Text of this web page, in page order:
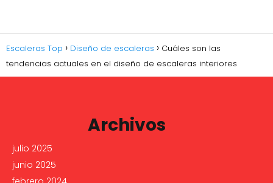
Escaleras Top Diseño de escaleras
Cuáles son las
tendencias actuales en el diseño de escaleras interiores
Archivos
julio 2025
junio 2025